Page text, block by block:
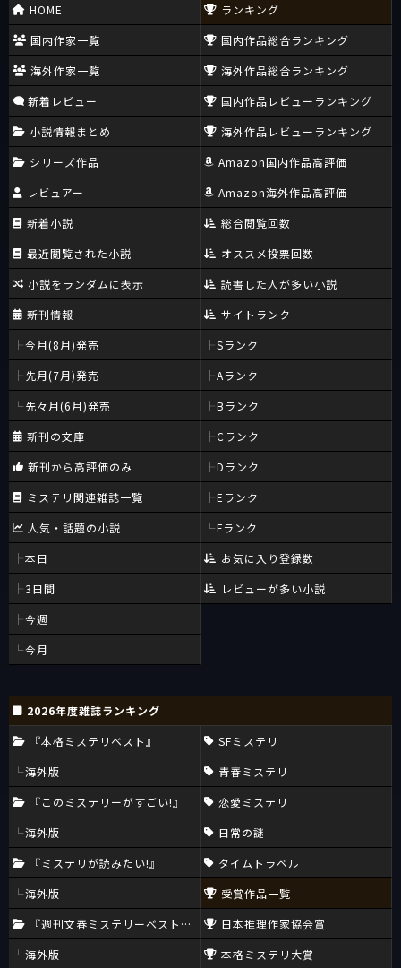
HOME
国内作家一覧
海外作家一覧
新着レビュー
小説情報まとめ
シリーズ作品
レビュアー
新着小説
最近閲覧された小説
小説をランダムに表示
新刊情報
今月(8月)発売
先月(7月)発売
先々月(6月)発売
新刊の文庫
新刊から高評価のみ
ミステリ関連雑誌一覧
人気・話題の小説
本日
3日間
今週
今月
ランキング
国内作品総合ランキング
海外作品総合ランキング
国内作品レビューランキング
海外作品レビューランキング
Amazon国内作品高評価
Amazon海外作品高評価
総合閲覧回数
オススメ投票回数
読書した人が多い小説
サイトランク
Sランク
Aランク
Bランク
Cランク
Dランク
Eランク
Fランク
お気に入り登録数
レビューが多い小説
2026年度雑誌ランキング
『本格ミステリベスト』
海外版
『このミステリーがすごい!』
海外版
『ミステリが読みたい!』
海外版
『週刊文春ミステリーベスト10』
海外版
SFミステリ
青春ミステリ
恋愛ミステリ
日常の謎
タイムトラベル
受賞作品一覧
日本推理作家協会賞
本格ミステリ大賞